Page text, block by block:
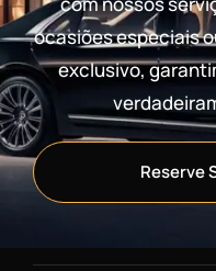
ocasiões especiais
exclusivo,
Reserve